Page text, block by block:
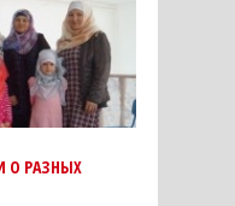
О РАЗНЫХ